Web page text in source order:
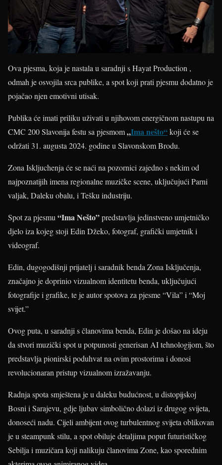
Ova pjesma, koja je nastala u saradnji s Hayat Production ,
odmah je osvojila srca publike, a spot koji prati pjesmu dodatno je
pojačao njen emotivni utisak.
Publika će imati priliku uživati u njihovom energičnom nastupu na
CMC 200 Slavonija festu sa pjesmom„Ima nešto“koji će se
održati 31. augusta 2024. godine u Slavonskom Brodu.
Zona Iskljuchenja će se naći na pozornici zajedno s nekim od
najpoznatijih imena regionalne muzičke scene, uključujući Parni
valjak, Daleku obalu, i Tešku industriju.
Spot za pjesmu “Ima Nešto”predstavlja jedinstveno umjetničko
djelo iza kojeg stoji Edin Džeko, fotograf, grafički umjetnik i
videograf.
Edin, dugogodišnji prijatelj i saradnik benda Zona Isključenja,
značajno je doprinio vizualnom identitetu benda, uključujući
fotografije i grafike, te je autor spotova za pjesme “Vila” i “Moj
svijet.”
Ovog puta, u saradnji s članovima benda, Edin je došao na ideju
da stvori muzički spot u potpunosti generisan AI tehnologijom, što
predstavlja pionirski poduhvat na ovim prostorima i donosi
revolucionaran pristup vizualnom izražavanju.
Radnja spota smještena je u daleku budućnost, u distopijskoj
Bosni i Sarajevu, gdje ljubav simbolično dolazi iz drugog svijeta,
donoseći nadu. Cijeli ambijent ovog turbulentnog svijeta oblikovan
je u steampunk stilu, a spot obiluje detaljima poput futurističkog
Sebilja i muzičara koji nalikuju članovima Zone, kao sporednim